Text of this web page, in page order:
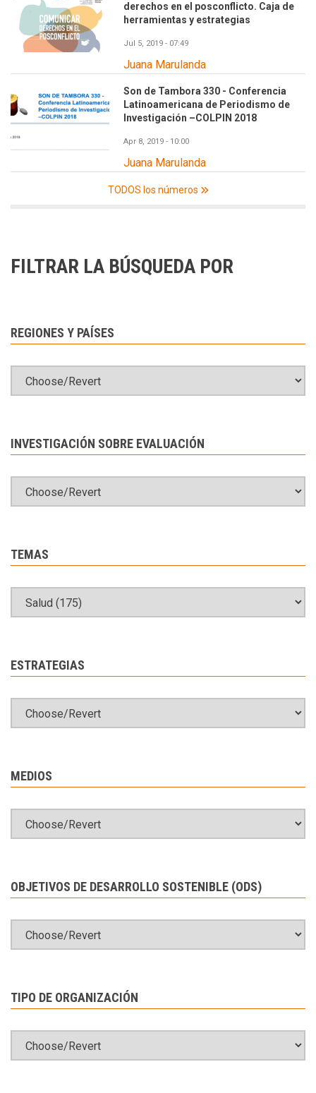
derechos en el posconflicto. Caja de
herramientas y estrategias
Jul 5, 2019 - 07:49
Juana Marulanda
Son de Tambora 330 - Conferencia
Latinoamericana de Periodismo de
Investigación –COLPIN 2018
Apr 8, 2019 - 10:00
Juana Marulanda
TODOS los números
FILTRAR LA BÚSQUEDA POR
REGIONES Y PAÍSES
INVESTIGACIÓN SOBRE EVALUACIÓN
TEMAS
ESTRATEGIAS
MEDIOS
OBJETIVOS DE DESARROLLO SOSTENIBLE (ODS)
TIPO DE ORGANIZACIÓN